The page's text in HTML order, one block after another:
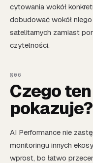
cytowania wokół
dobudować wokół
satelitarnych zamiast
czytelności.
Czego
pokazuje?
AI Performance nie
monitoringu innych
wprost, bo łatwo